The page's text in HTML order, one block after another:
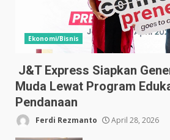
Ekonomi/Bisnis
J&T Express Siapkan
Muda Lewat Program
Pendanaan
Ferdi Rezmanto April 28, 2026